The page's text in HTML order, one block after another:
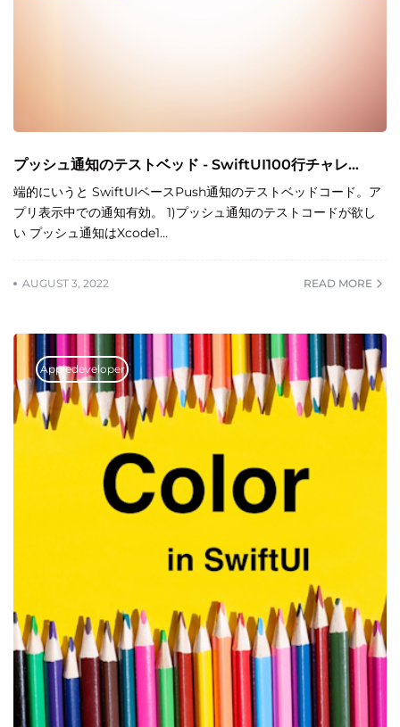
プッシュ通知のテストベッド - SwiftUI100行チャレ...
端的にいうと SwiftUIベースPush通知のテストベッドコード。ア
プリ表示中での通知有効。 1)プッシュ通知のテストコードが欲し
い プッシュ通知はXcode1…
AUGUST 3, 2022 READ MORE
Appledeveloper